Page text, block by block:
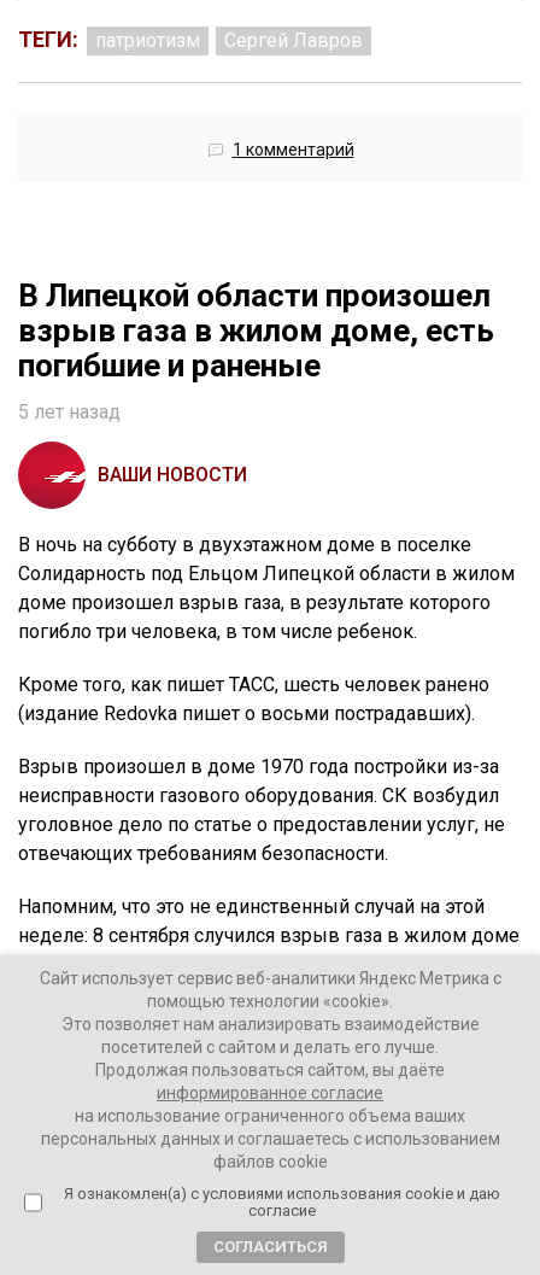
ТЕГИ: патриотизм Сергей Лавров
1 комментарий
В Липецкой области произошел
взрыв газа в жилом доме, есть
погибшие и раненые
5 лет назад
ВАШИ НОВОСТИ
В ночь на субботу в двухэтажном доме в поселке
Солидарность под Ельцом Липецкой области в жилом
доме произошел взрыв газа, в результате которого
погибло три человека, в том числе ребенок.
Кроме того, как пишет ТАСС, шесть человек ранено
(издание Redovka пишет о восьми пострадавших).
Взрыв произошел в доме 1970 года постройки из-за
неисправности газового оборудования. СК возбудил
уголовное дело по статье о предоставлении услуг, не
отвечающих требованиям безопасности.
Напомним, что это не единственный случай на этой
неделе: 8 сентября случился взрыв газа в жилом доме
подмосковного Ногинска, в результате которого
погибли семь человек.
Ваши Новости
11 сентября 2021
Сайт использует сервис веб-аналитики Яндекс Метрика с
помощью технологии «cookie».
Это позволяет нам анализировать взаимодействие
посетителей с сайтом и делать его лучше.
Продолжая пользоваться сайтом, вы даёте
информированное согласие
на использование ограниченного объема ваших
персональных данных и соглашаетесь с использованием
файлов cookie
Я ознакомлен(а) с условиями использования cookie и даю
согласие
СОГЛАСИТЬСЯ